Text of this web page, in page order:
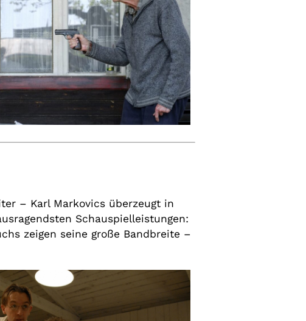
– Karl Markovics überzeugt in
Schauspielleistungen:
zeigen seine große Bandbreite –